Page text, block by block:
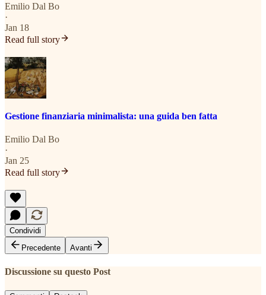
Emilio Dal Bo
·
Jan 18
Read full story
Gestione finanziaria minimalista: una guida ben fatta
Emilio Dal Bo
·
Jan 25
Read full story
Condividi
Precedente
Avanti
Discussione su questo Post